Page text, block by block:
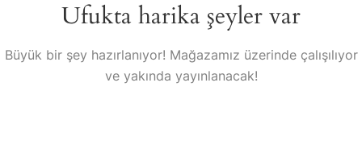
Ufukta harika şeyler var
Büyük bir şey hazırlanıyor! Mağazamız üzerinde çalışılıyor
ve yakında yayınlanacak!